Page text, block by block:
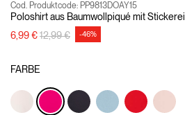
Poloshirt aus Baumwollpiqué mit Stickerei
Cod. Produktcode: PP9813DOAY15
6,99 €Preisreduzierung von
12,99 €auf-46%
FARBE